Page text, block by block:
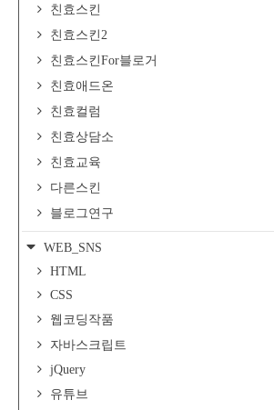
친효스킨
친효스킨2
친효스킨For블로거
친효애드온
친효컬럼
친효상담소
친효교육
다른스킨
블로그연구
WEB_SNS
HTML
CSS
웹코딩작품
자바스크립트
jQuery
유튜브